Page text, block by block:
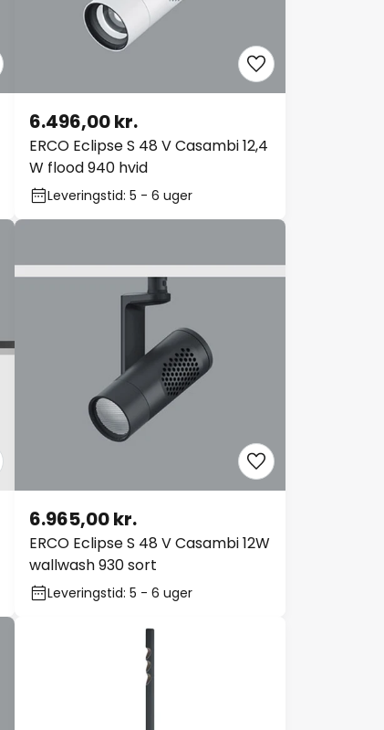
ERCO Eclipse S 48 V Casambi 12,4
W flood 940 hvid
6.496,00 kr.
Leveringstid: 5 - 6 uger
ERCO Eclipse S 48 V Casambi 12W
wallwash 930 sort
6.965,00 kr.
Leveringstid: 5 - 6 uger